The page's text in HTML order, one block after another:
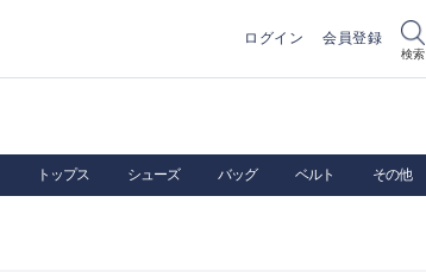
ログイン 会員登録
検索
トップス シューズ バッグ ベルト その他